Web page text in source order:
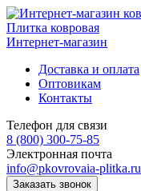
Плитка ковровая
Интернет-магазин
Доставка и оплата
Оптовикам
Контакты
Телефон для связи
8 (800) 300-75-85
Электронная почта
info@pkovrovaia-plitka.ru
Заказать звонок